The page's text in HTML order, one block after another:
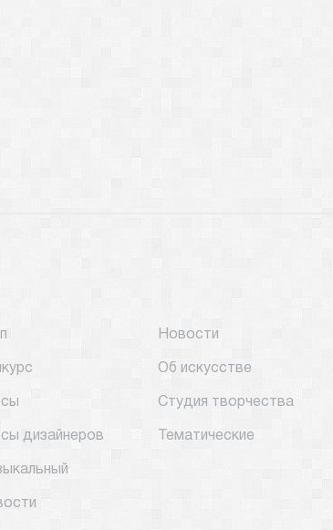
дизайнеров
Новости
Об искусстве
Студия творчества
Тематические